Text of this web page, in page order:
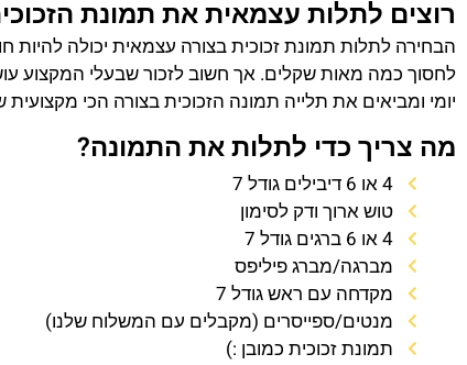
רוצים לתלות עצמאית את תמונת
הבחירה לתלות תמונת זכוכית בצורה עצמאית יכולה להיות
לחסוך כמה מאות שקלים. אך חשוב לזכור שבעלי המקצוע
יומי ומביאים את תלייה תמונה הזכוכית בצורה הכי מקצועית
מה צריך כדי לתלות את התמונה?
4 או 6 דיבילים גודל 7
טוש ארוך ודק לסימון
4 או 6 ברגים גודל 7
מברגה/מברג פיליפס
מקדחה עם ראש גודל 7
מנטים/ספייסרים (מקבלים עם המשלוח שלנו)
תמונת זכוכית כמובן :)